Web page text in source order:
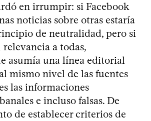
en irrumpir: si Facebook
noticias sobre otras estaría
de neutralidad, pero si
a todas,
asumía una línea editorial
mismo nivel de las fuentes
las informaciones
e incluso falsas. De
de establecer criterios de